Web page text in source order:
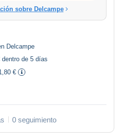
sobre Delcampe
Delcampe
de 5 días
€
0 seguimiento